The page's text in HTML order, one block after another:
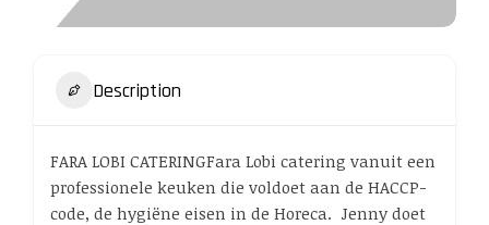
Description
FARA LOBI CATERINGFara Lobi catering vanuit een
professionele keuken die voldoet aan de HACCP-
code, de hygiëne eisen in de Horeca. Jenny doet